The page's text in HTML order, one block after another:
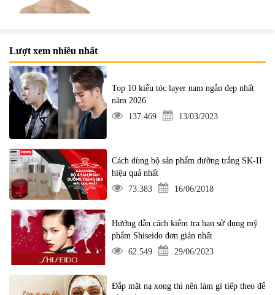
Lượt xem nhiều nhất
Top 10 kiểu tóc layer nam ngắn đẹp nhất
năm 2026
137.469
13/03/2023
Cách dùng bộ sản phẩm dưỡng trắng SK-II
hiệu quả nhất
73.383
16/06/2018
Hướng dẫn cách kiểm tra hạn sử dụng mỹ
phẩm Shiseido đơn giản nhất
62.549
29/06/2023
Đắp mặt nạ xong thì nên làm gì tiếp theo để